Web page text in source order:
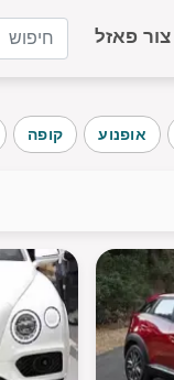
אומנות
צמח
ארכיטקטורה
בינה מלאכותית
צור פאזל
אופנוע קופה